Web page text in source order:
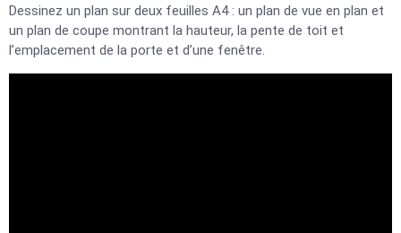
Dessinez un plan sur deux feuilles A4 : un plan de vue en plan et
un plan de coupe montrant la hauteur, la pente de toit et
l’emplacement de la porte et d’une fenêtre.